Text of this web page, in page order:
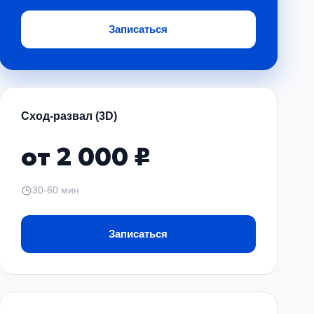
Также рекомендуется проверять их состояние
или на дорогах с обработкой реагентами.
быть признаком неполадок в системе.
комфорта, но и главная составляющая
местам кузова транспортного средства,
Записаться
Сход-развал (3D)
от 2 000 ₽
30-60 мин
Записаться